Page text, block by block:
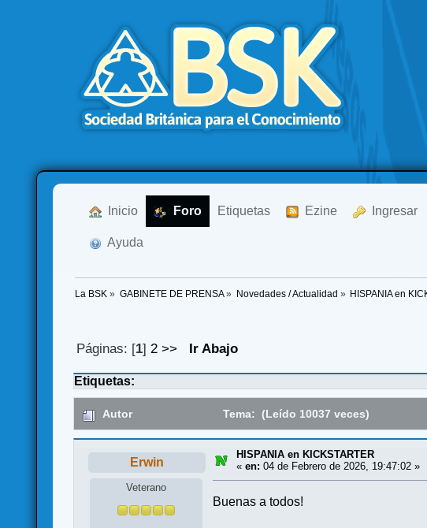
Inicio Foro Etiquetas Ezine Ingresar
Ayuda
La BSK » GABINETE DE PRENSA» Novedades / Actualidad » HISPANIA en
Páginas: [1] 2 >> Ir Abajo
Etiquetas:
Autor Tema: (Leído 10037 veces)
Erwin
Veterano
HISPANIA en KICKSTARTER
«en: 04 de Febrero de 2026, 19:47:02 »
Buenas a todos!